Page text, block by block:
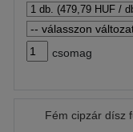
csomag
Fém cipzár dísz